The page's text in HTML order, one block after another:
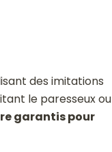
des imitations
le paresseux ou
garantis pour